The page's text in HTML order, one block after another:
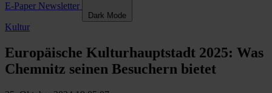
E-Paper Newsletter
Dark Mode
Kultur
Europäische Kulturhauptstadt 2025: Was
Chemnitz seinen Besuchern bietet